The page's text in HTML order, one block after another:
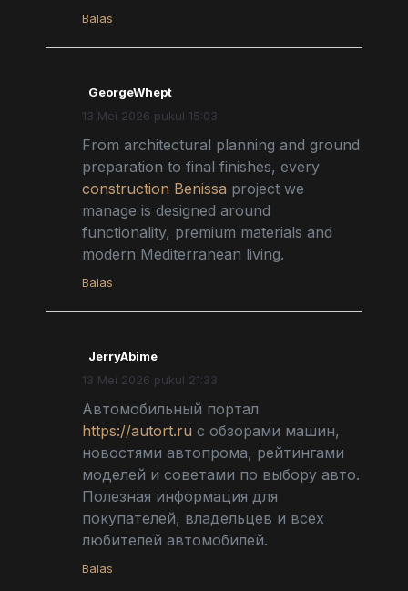
Balas
GeorgeWhept
13 Mei 2026 pukul 15:03
From architectural planning and ground
preparation to final finishes, every
construction Benissa project we
manage is designed around
functionality, premium materials and
modern Mediterranean living.
Balas
JerryAbime
13 Mei 2026 pukul 21:33
Автомобильный портал
https://autort.ru с обзорами машин,
новостями автопрома, рейтингами
моделей и советами по выбору авто.
Полезная информация для
покупателей, владельцев и всех
любителей автомобилей.
Balas